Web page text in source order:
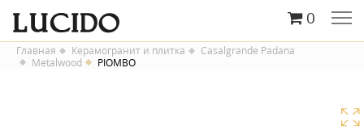
0
Главная Керамогранит и плитка
Casalgrande Padana
Metalwood
PIOMBO